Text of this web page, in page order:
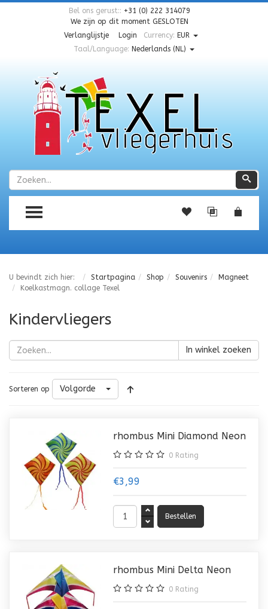
Bel ons gerust:: +31 (0) 222 314079
We zijn op dit moment GESLOTEN
Verlanglijstje
Login Currency: EUR
Taal/Language: Nederlands (NL)
Zoeken
TOGGLE MENU
U bevindt zich hier: Startpagina Shop Souvenirs
Magneet
Koelkastmagn. collage Texel
Kindervliegers
In winkel zoeken
Sorteren op Volgorde
rhombus Mini Diamond Neon
0 Rating
€3,99
rhombus Mini Delta Neon
0 Rating